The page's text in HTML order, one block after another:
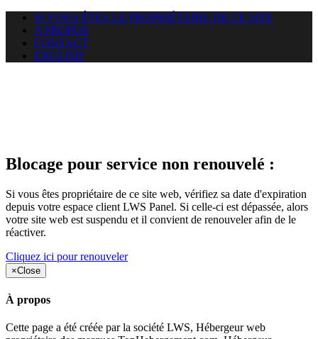
SI VOUS ÊTES LE PROPRIÉTAIRE DE CE SITE
A PROPOS
CONTACT
ENGLISH
Blocage pour service non renouvelé :
Si vous êtes propriétaire de ce site web, vérifiez sa date d'expiration
depuis votre espace client LWS Panel. Si celle-ci est dépassée, alors
votre site web est suspendu et il convient de renouveler afin de le
réactiver.
Cliquez ici pour renouveler
×Close
À propos
Cette page a été créée par la société LWS, Hébergeur web